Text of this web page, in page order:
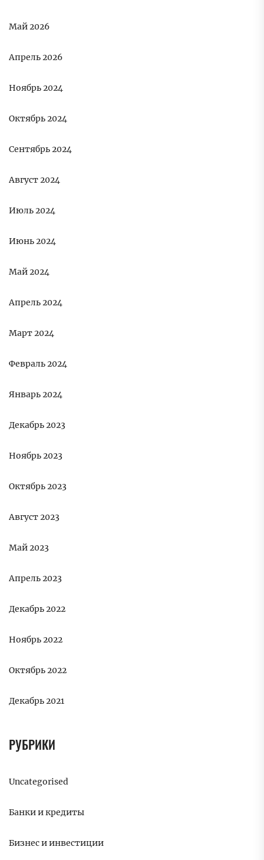
Май 2026
Апрель 2026
Ноябрь 2024
Октябрь 2024
Сентябрь 2024
Август 2024
Июль 2024
Июнь 2024
Май 2024
Апрель 2024
Март 2024
Февраль 2024
Январь 2024
Декабрь 2023
Ноябрь 2023
Октябрь 2023
Август 2023
Май 2023
Апрель 2023
Декабрь 2022
Ноябрь 2022
Октябрь 2022
Декабрь 2021
РУБРИКИ
Uncategorised
Банки и кредиты
Бизнес и инвестиции